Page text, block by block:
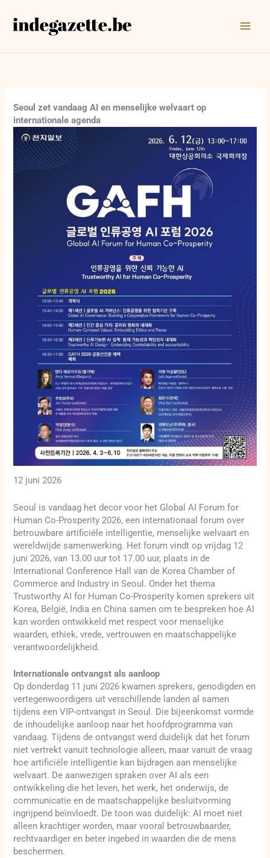
naar
Seoul zet vandaag AI en menselijke welvaart op
internationale agenda
12 juni 2026
Seoul is vandaag het decor voor het Global AI Forum for
Human Co-Prosperity 2026, een internationaal forum over
betrouwbare artificiële intelligentie, menselijke welvaart en
wereldwijde samenwerking. Het forum vindt op vrijdag 12
juni 2026, van 13.00 uur tot 17.00 uur, plaats in de
International Conference Hall van de Korea Chamber of
Commerce and Industry in Seoul. Onder het thema
Trustworthy AI for Human Co-Prosperity komen sprekers uit
Korea, België, India en China samen om te bespreken hoe AI
kan worden ontwikkeld met respect voor menselijke
waarden, ethiek, vrede, vertrouwen en maatschappelijke
verantwoordelijkheid.
Internationale ontvangst als aanloop
Op donderdag 11 juni 2026 kwamen sprekers, genodigden en
vertegenwoordigers uit verschillende landen al samen
tijdens een VIP-ontvangst in Seoul. Die bijeenkomst vormde
de inhoudelijke aanloop naar het hoofdprogramma van
vandaag. Tijdens de ontvangst werd duidelijk dat het forum
niet vertrekt vanuit technologie alleen, maar vanuit de vraag
hoe artificiële intelligentie kan bijdragen aan menselijke
welvaart. De aanwezigen spraken over AI als een
ontwikkeling die het leven, het werk, het onderwijs, de
communicatie en de maatschappelijke besluitvorming
ingrijpend beïnvloedt. De toon was duidelijk: AI moet niet
alleen krachtiger worden, maar vooral betrouwbaarder,
rechtvaardiger en beter ingebed in waarden die de mens
beschermen.